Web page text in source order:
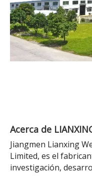
Acerca de
Jiangmen Lianxing
Limited, es el
investigación,